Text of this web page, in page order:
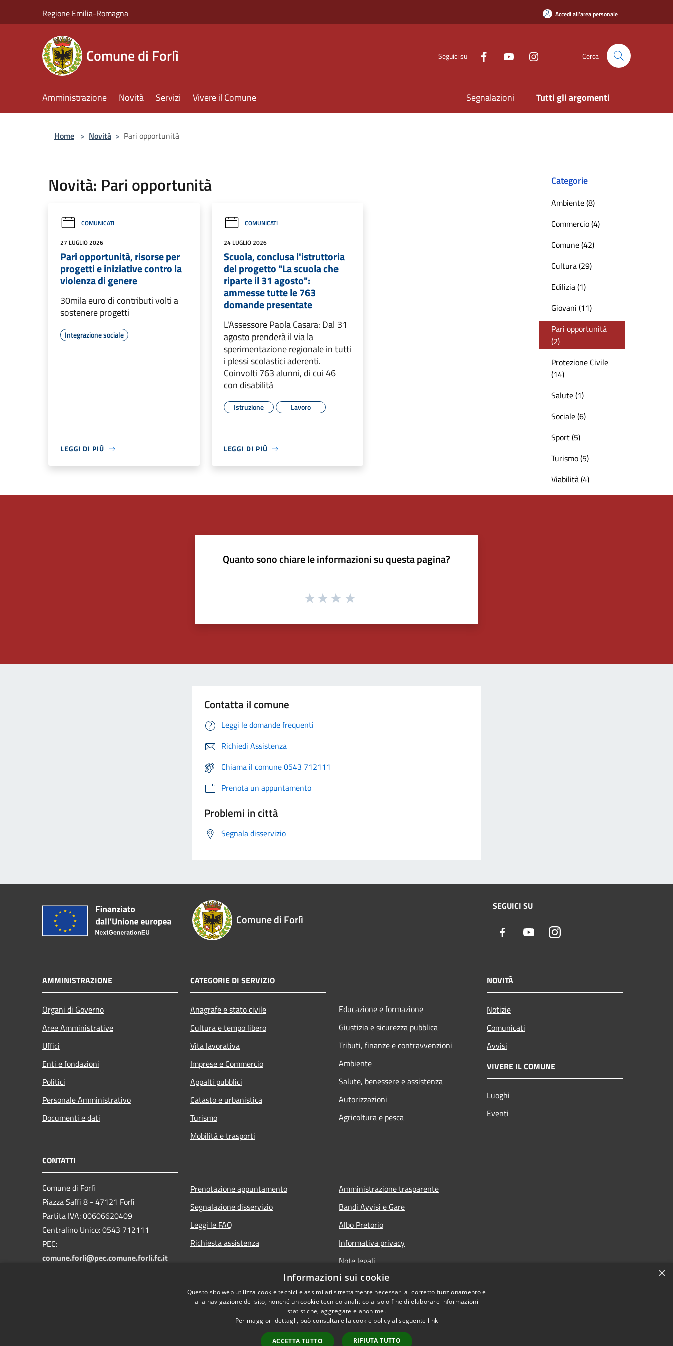
Regione Emilia-Romagna Accedi all'area personale
Comune di Forlì Seguici su Cerca
Amministrazione Novità Servizi Vivere il Comune Segnalazioni Tutti gli argomenti
Home > Novità > Pari opportunità
Novità: Pari opportunità
COMUNICATI
27 LUGLIO 2026
Pari opportunità, risorse per
progetti e iniziative contro la
violenza di genere
30mila euro di contributi volti a
sostenere progetti
Integrazione sociale
LEGGI DI PIÙ
COMUNICATI
24 LUGLIO 2026
Scuola, conclusa l'istruttoria
del progetto "La scuola che
riparte il 31 agosto":
ammesse tutte le 763
domande presentate
L'Assessore Paola Casara: Dal 31
agosto prenderà il via la
sperimentazione regionale in tutti
i plessi scolastici aderenti.
Coinvolti 763 alunni, di cui 46
con disabilità
Istruzione Lavoro
LEGGI DI PIÙ
Categorie
Ambiente (8)
Commercio (4)
Comune (42)
Cultura (29)
Edilizia (1)
Giovani (11)
Pari opportunità
(2)
Protezione Civile
(14)
Salute (1)
Sociale (6)
Sport (5)
Turismo (5)
Viabilità (4)
Quanto sono chiare le informazioni su questa pagina?
Contatta il comune
Leggi le domande frequenti
Richiedi Assistenza
Chiama il comune 0543 712111
Prenota un appuntamento
Problemi in città
Segnala disservizio
Comune di Forlì
SEGUICI SU
Facebook YoutubeInstagram
AMMINISTRAZIONE
Organi di Governo
Aree Amministrative
Uffici
Enti e fondazioni
Politici
Personale Amministrativo
Documenti e dati
CATEGORIE DI SERVIZIO
Anagrafe e stato civile
Cultura e tempo libero
Vita lavorativa
Imprese e Commercio
Appalti pubblici
Catasto e urbanistica
Turismo
Mobilità e trasporti
Educazione e formazione
Giustizia e sicurezza pubblica
Tributi, finanze e contravvenzioni
Ambiente
Salute, benessere e assistenza
Autorizzazioni
Agricoltura e pesca
NOVITÀ
Notizie
Comunicati
Avvisi
VIVERE IL COMUNE
Luoghi
Eventi
CONTATTI
Comune di Forlì
Piazza Saffi 8 - 47121 Forlì
Partita IVA: 00606620409
Centralino Unico: 0543 712111
PEC:
comune.forli@pec.comune.forli.fc.it
Prenotazione appuntamento
Segnalazione disservizio
Leggi le FAQ
Richiesta assistenza
Amministrazione trasparente
Bandi Avvisi e Gare
Albo Pretorio
Informativa privacy
Note legali
Dichiarazione di accessibilità
×
Informazioni sui cookie
Questo sito web utilizza cookie tecnici e assimilati strettamente necessari al corretto funzionamento e
alla navigazione del sito, nonché un cookie tecnico analitico al solo fine di elaborare informazioni
statistiche, aggregate e anonime.
Per maggiori dettagli, può consultare la cookie policy al seguente link
ACCETTA TUTTO RIFIUTA TUTTO